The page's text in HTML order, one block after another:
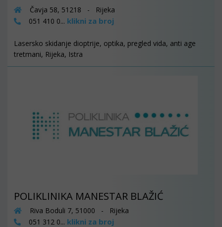
Čavja 58, 51218 - Rijeka
051 410 0... klikni za broj
Lasersko skidanje dioptrije, optika, pregled vida, anti age
tretmani, Rijeka, Istra
POLIKLINIKA MANESTAR BLAŽIĆ
Riva Boduli 7, 51000 - Rijeka
051 312 0... klikni za broj